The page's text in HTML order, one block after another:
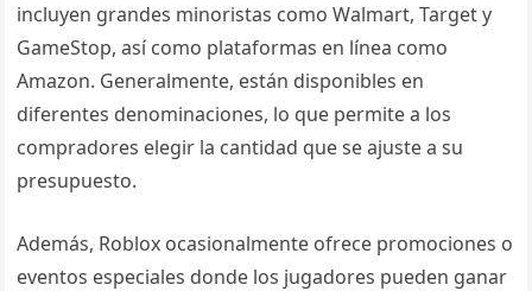
incluyen grandes minoristas como Walmart, Target y
GameStop, así como plataformas en línea como
Amazon. Generalmente, están disponibles en
diferentes denominaciones, lo que permite a los
compradores elegir la cantidad que se ajuste a su
presupuesto.
Además, Roblox ocasionalmente ofrece promociones o
eventos especiales donde los jugadores pueden ganar